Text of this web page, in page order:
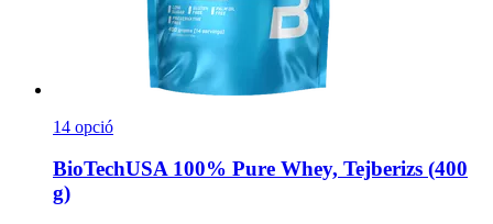
14 opció
BioTechUSA100% Pure Whey, Tejberizs (400
g)